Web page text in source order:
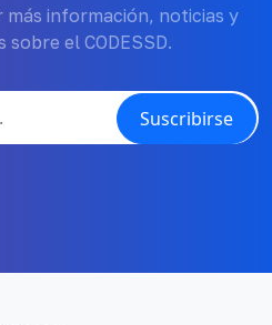
información, noticias y
el CODESSD.
Suscribirse